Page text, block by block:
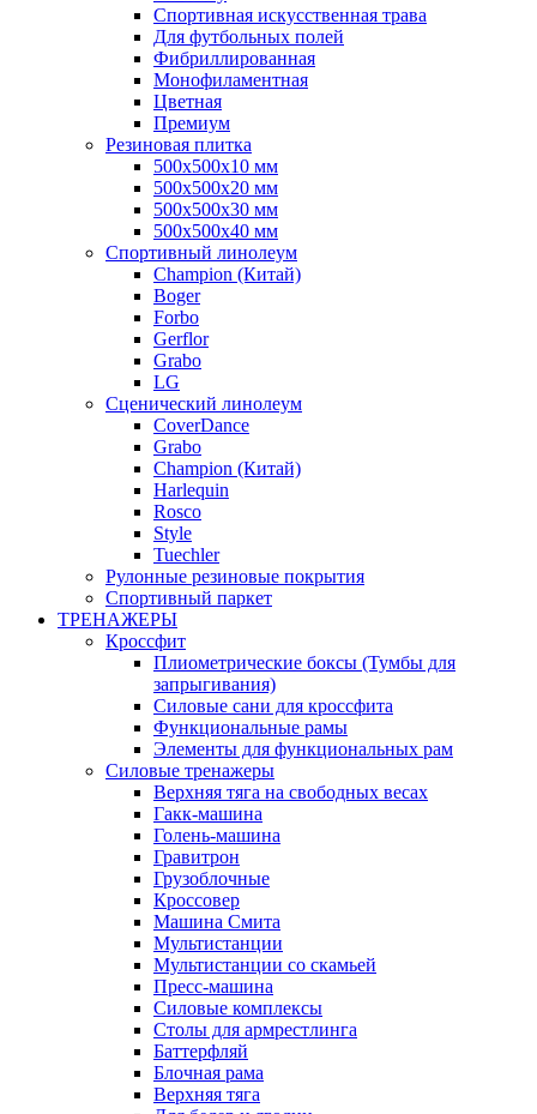
Спортивная искусственная трава
Для футбольных полей
Фибриллированная
Монофиламентная
Цветная
Премиум
Резиновая плитка
500х500х10 мм
500х500х20 мм
500х500х30 мм
500х500х40 мм
Спортивный линолеум
Champion (Китай)
Boger
Forbo
Gerflor
Grabo
LG
Сценический линолеум
CoverDance
Grabo
Champion (Китай)
Harlequin
Rosco
Style
Tuechler
Рулонные резиновые покрытия
Спортивный паркет
ТРЕНАЖЕРЫ
Кроссфит
Плиометрические боксы (Тумбы для
запрыгивания)
Силовые сани для кроссфита
Функциональные рамы
Элементы для функциональных рам
Силовые тренажеры
Верхняя тяга на свободных весах
Гакк-машина
Голень-машина
Гравитрон
Грузоблочные
Кроссовер
Машина Смита
Мультистанции
Мультистанции со скамьей
Пресс-машина
Силовые комплексы
Столы для армрестлинга
Баттерфляй
Блочная рама
Верхняя тяга